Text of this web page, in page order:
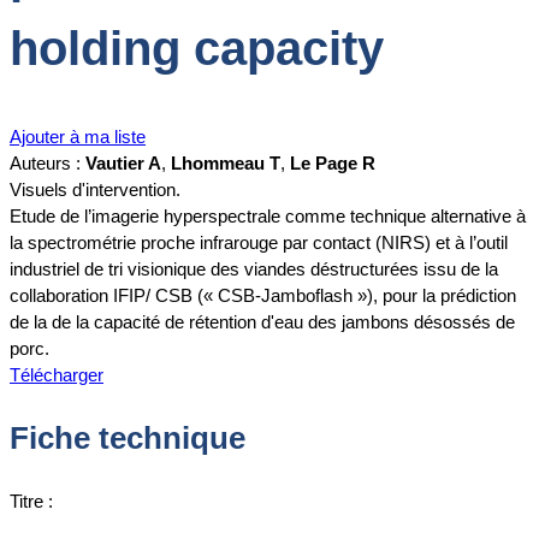
holding capacity
Ajouter à ma liste
Auteurs : Vautier A, Lhommeau T, Le Page R
Visuels d'intervention.
Etude de l’imagerie hyperspectrale comme technique alternative à
la spectrométrie proche infrarouge par contact (NIRS) et à l’outil
industriel de tri visionique des viandes déstructurées issu de la
collaboration IFIP/ CSB (« CSB-Jamboflash »), pour la prédiction
de la de la capacité de rétention d'eau des jambons désossés de
porc.
Télécharger
Fiche technique
Titre :